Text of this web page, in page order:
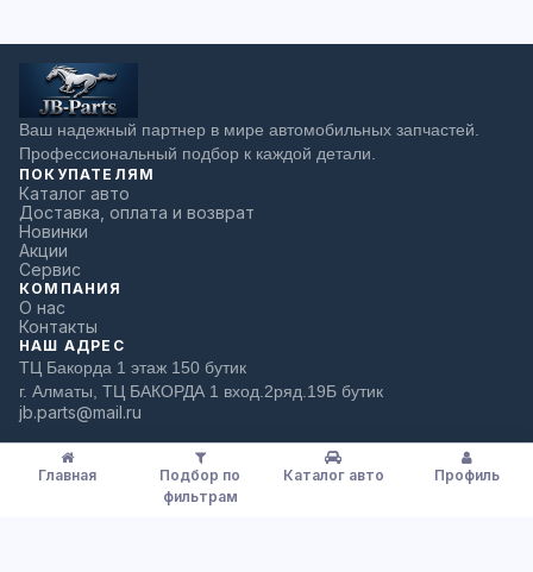
Ваш надежный партнер в мире автомобильных запчастей.
Профессиональный подбор к каждой детали.
ПОКУПАТЕЛЯМ
Каталог авто
Доставка, оплата и возврат
Новинки
Акции
Сервис
КОМПАНИЯ
О нас
Контакты
НАШ АДРЕС
ТЦ Бакорда 1 этаж 150 бутик
г. Алматы, ТЦ БАКОРДА 1 вход.2ряд.19Б бутик
jb.parts@mail.ru
Главная
Подбор по
фильтрам
Каталог авто Профиль